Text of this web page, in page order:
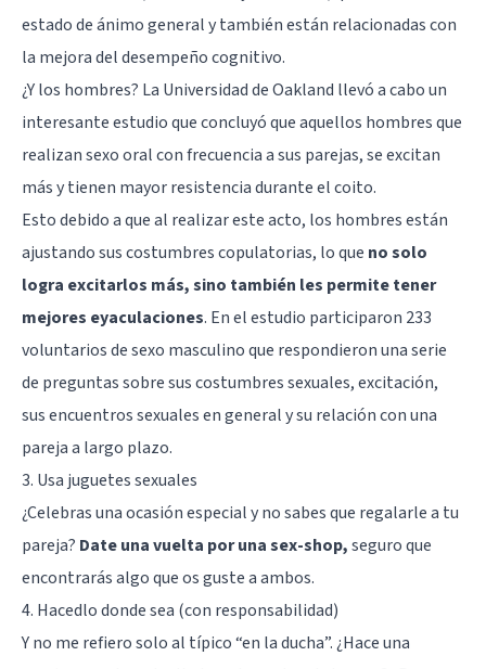
estado de ánimo general y también están relacionadas con
la mejora del desempeño cognitivo.
¿Y los hombres? La Universidad de Oakland llevó a cabo un
interesante estudio que concluyó que aquellos hombres que
realizan sexo oral con frecuencia a sus parejas, se excitan
más y tienen mayor resistencia durante el coito.
Esto debido a que al realizar este acto, los hombres están
ajustando sus costumbres copulatorias, lo que no solo
logra excitarlos más, sino también les permite tener
mejores eyaculaciones. En el estudio participaron 233
voluntarios de sexo masculino que respondieron una serie
de preguntas sobre sus costumbres sexuales, excitación,
sus encuentros sexuales en general y su relación con una
pareja a largo plazo.
3. Usa juguetes sexuales
¿Celebras una ocasión especial y no sabes que regalarle a tu
pareja? Date una vuelta por una sex-shop,seguro que
encontrarás algo que os guste a ambos.
4. Hacedlo donde sea (con responsabilidad)
Y no me refiero solo al típico “en la ducha”. ¿Hace una